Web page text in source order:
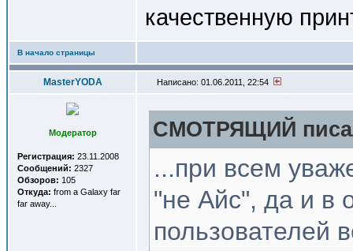
качественную
В начало страницы
MasterYODA Написано: 01.06.2011, 22:54
Модератор
Регистрация: 23.11.2008
Сообщений: 2327
Обзоров: 105
Откуда: from a Galaxy far
far away...
СМОТРЯЩИЙ
...при всем
"не Айс", да и в
пользователей